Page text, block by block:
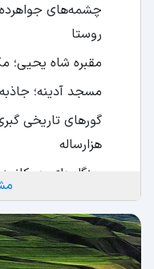
چشمه‌های
روستا
مقبره شاه یحیی؛
مسجد آدینه؛ جاذبه‌ای
گورهای تاریخی
هزارساله
جنگل‌های
دایناسورها!
دشت لپاسر؛
بهترین زمان سفر